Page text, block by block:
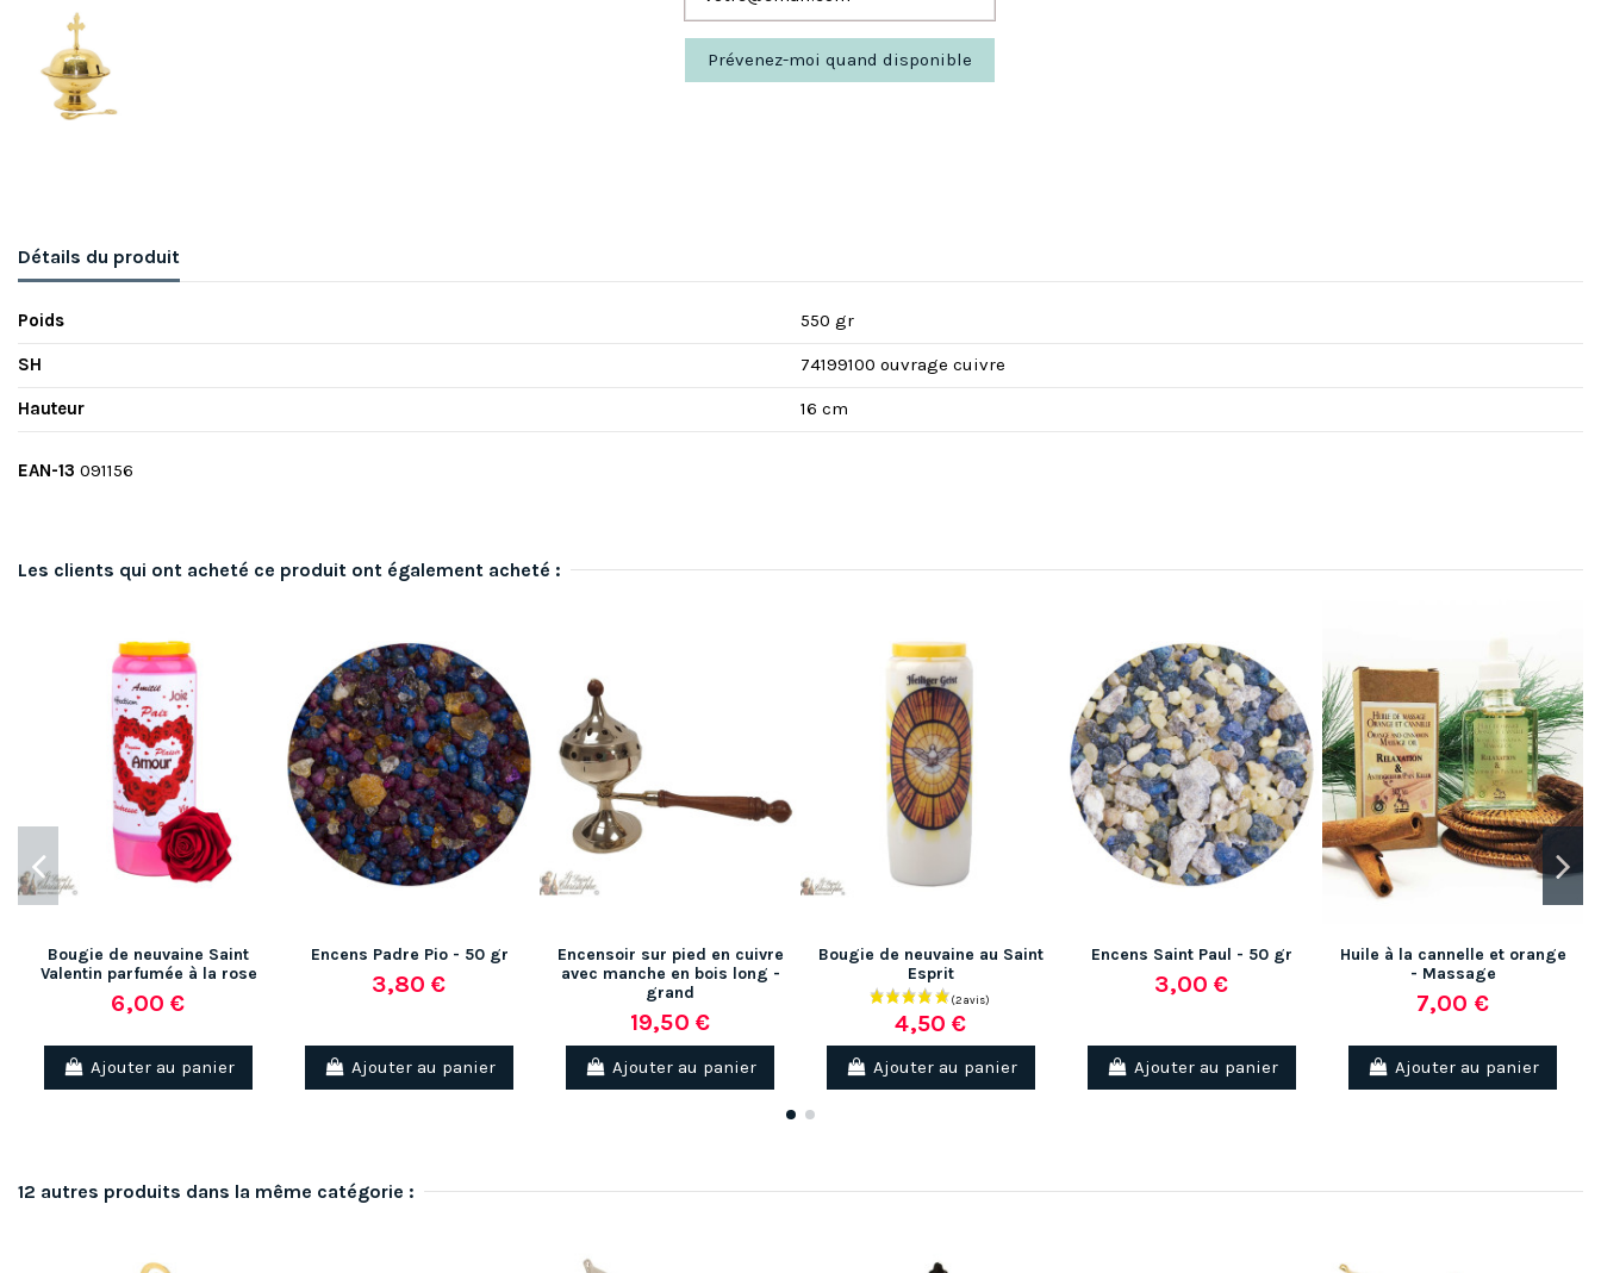
Détails du produit
Poids 550 gr
SH 74199100 ouvrage cuivre
Hauteur 16 cm
EAN-13 091156
Les clients qui ont acheté ce produit ont également acheté :
Bougie de neuvaine Saint
Valentin parfumée à la rose
6,00 €
Ajouter au panier
Encens Padre Pio - 50 gr
3,80 €
Ajouter au panier
Encensoir sur pied en cuivre
avec manche en bois long -
grand
19,50 €
Ajouter au panier
Bougie de neuvaine au Saint
Esprit
4,50 €
Ajouter au panier
Encens Saint Paul - 50 gr
3,00 €
Ajouter au panier
Huile à la cannelle et orange
- Massage
7,00 €
Ajouter au panier
12 autres produits dans la même catégorie :